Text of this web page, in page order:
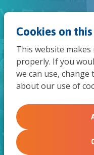
Cookies on
This website
properly. If you
we can use, change
about our use of
De